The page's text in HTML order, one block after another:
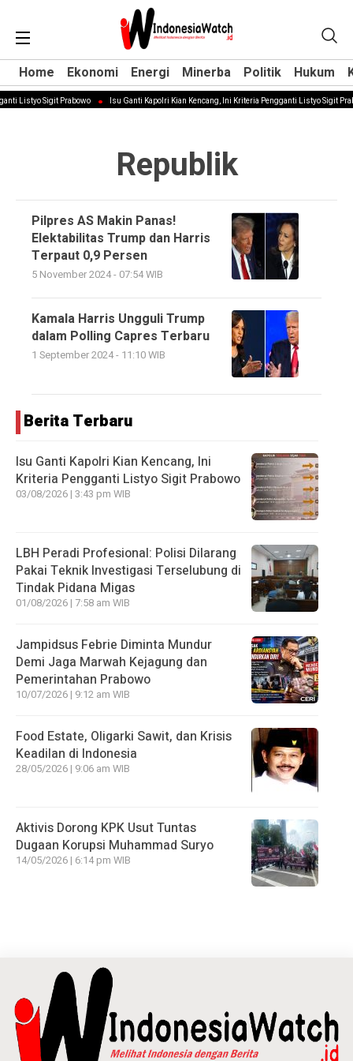
Home Ekonomi Energi Minerba Politik Hukum
Home Ekonomi Energi Minerba Politik Hukum
Listyo Sigit Prabowo Isu Ganti Kapolri Kian Kencang, Ini Kriteria Pengganti Listyo Sigit
Republik
Pilpres AS Makin Panas!
Elektabilitas Trump dan Harris
Terpaut 0,9 Persen
5 November 2024 - 07:54 WIB
Kamala Harris Ungguli Trump
dalam Polling Capres Terbaru
1 September 2024 - 11:10 WIB
Berita Terbaru
Isu Ganti Kapolri Kian Kencang, Ini
Kriteria Pengganti Listyo Sigit Prabowo
03/08/2026 | 3:43 pm WIB
LBH Peradi Profesional: Polisi Dilarang
Pakai Teknik Investigasi Terselubung di
Tindak Pidana Migas
01/08/2026 | 7:58 am WIB
Jampidsus Febrie Diminta Mundur
Demi Jaga Marwah Kejagung dan
Pemerintahan Prabowo
10/07/2026 | 9:12 am WIB
Food Estate, Oligarki Sawit, dan Krisis
Keadilan di Indonesia
28/05/2026 | 9:06 am WIB
Aktivis Dorong KPK Usut Tuntas
Dugaan Korupsi Muhammad Suryo
14/05/2026 | 6:14 pm WIB